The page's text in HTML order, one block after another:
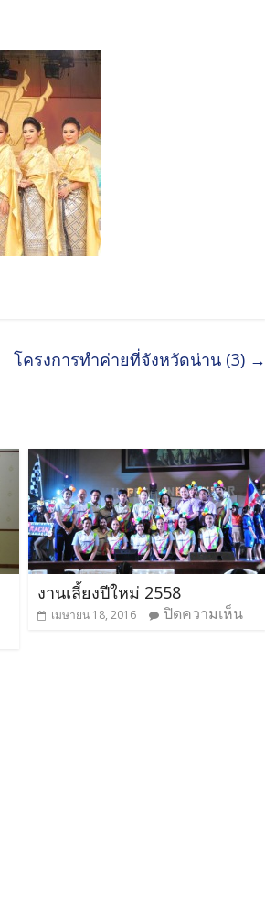
โครงการทำค่ายที่จังหวัดน่าน (3) →
งานเลี้ยงปีใหม่ 2558
เมษายน 18, 2016 ปิดความเห็น